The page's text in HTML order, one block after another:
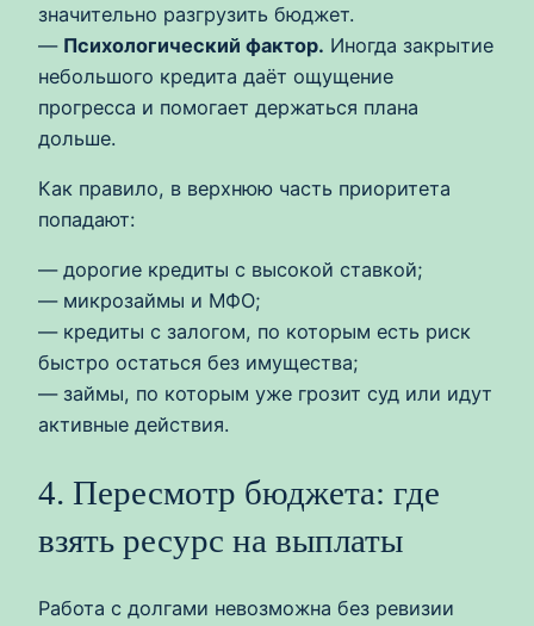
значительно разгрузить бюджет.
— Психологический фактор. Иногда закрытие
небольшого кредита даёт ощущение
прогресса и помогает держаться плана
дольше.
Как правило, в верхнюю часть приоритета
попадают:
— дорогие кредиты с высокой ставкой;
— микрозаймы и МФО;
— кредиты с залогом, по которым есть риск
быстро остаться без имущества;
— займы, по которым уже грозит суд или идут
активные действия.
4. Пересмотр бюджета: где
взять ресурс на выплаты
Работа с долгами невозможна без ревизии